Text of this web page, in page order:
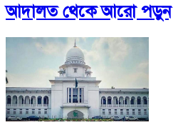
আদালতথেকে আরো পড়ুন